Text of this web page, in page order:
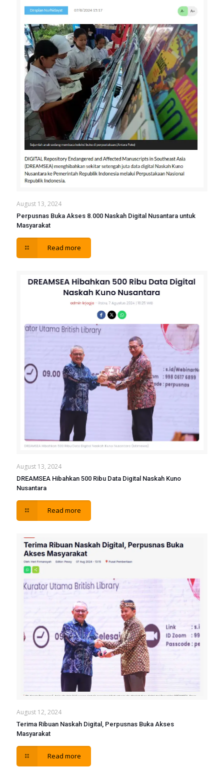
August 13, 2024
Perpusnas Buka Akses 8.000 Naskah Digital Nusantara untuk
Masyarakat
Read more
August 13, 2024
DREAMSEA Hibahkan 500 Ribu Data Digital Naskah Kuno
Nusantara
Read more
August 12, 2024
Terima Ribuan Naskah Digital, Perpusnas Buka Akses
Masyarakat
Read more